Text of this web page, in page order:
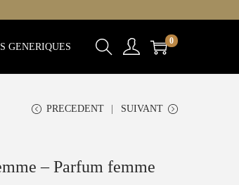
GENERIQUES
0
PRECEDENT SUIVANT
– Parfum femme